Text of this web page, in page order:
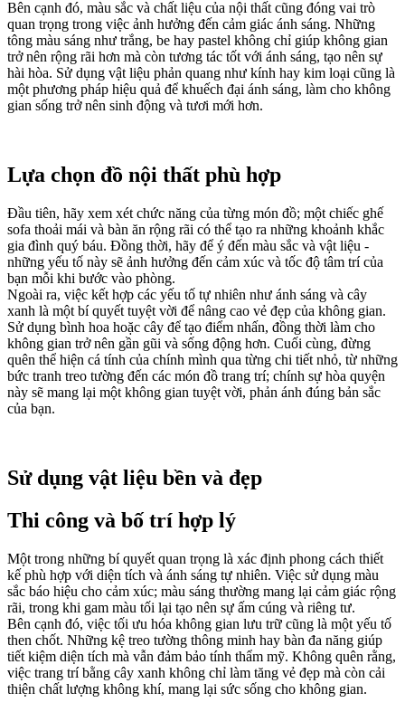
Bên cạnh đó, màu sắc và chất liệu của nội thất cũng đóng vai trò
quan trọng trong việc ảnh hưởng đến cảm giác ánh sáng. Những
tông màu sáng như trắng, be hay pastel không chỉ giúp không gian
trở nên rộng rãi hơn mà còn tương tác tốt với ánh sáng, tạo nên sự
hài hòa. Sử dụng vật liệu phản quang như kính hay kim loại cũng là
một phương pháp hiệu quả để khuếch đại ánh sáng, làm cho không
gian sống trở nên sinh động và tươi mới hơn.
Lựa chọn đồ nội thất phù hợp
Đầu tiên, hãy xem xét chức năng của từng món đồ; một chiếc ghế
sofa thoải mái và bàn ăn rộng rãi có thể tạo ra những khoảnh khắc
gia đình quý báu. Đồng thời, hãy để ý đến màu sắc và vật liệu -
những yếu tố này sẽ ảnh hưởng đến cảm xúc và tốc độ tâm trí của
bạn mỗi khi bước vào phòng.
Ngoài ra, việc kết hợp các yếu tố tự nhiên như ánh sáng và cây
xanh là một bí quyết tuyệt vời để nâng cao vẻ đẹp của không gian.
Sử dụng bình hoa hoặc cây để tạo điểm nhấn, đồng thời làm cho
không gian trở nên gần gũi và sống động hơn. Cuối cùng, đừng
quên thể hiện cá tính của chính mình qua từng chi tiết nhỏ, từ những
bức tranh treo tường đến các món đồ trang trí; chính sự hòa quyện
này sẽ mang lại một không gian tuyệt vời, phản ánh đúng bản sắc
của bạn.
Sử dụng vật liệu bền và đẹp
Thi công và bố trí hợp lý
Một trong những bí quyết quan trọng là xác định phong cách thiết
kế phù hợp với diện tích và ánh sáng tự nhiên. Việc sử dụng màu
sắc báo hiệu cho cảm xúc; màu sáng thường mang lại cảm giác rộng
rãi, trong khi gam màu tối lại tạo nên sự ấm cúng và riêng tư.
Bên cạnh đó, việc tối ưu hóa không gian lưu trữ cũng là một yếu tố
then chốt. Những kệ treo tường thông minh hay bàn đa năng giúp
tiết kiệm diện tích mà vẫn đảm bảo tính thẩm mỹ. Không quên rằng,
việc trang trí bằng cây xanh không chỉ làm tăng vẻ đẹp mà còn cải
thiện chất lượng không khí, mang lại sức sống cho không gian.